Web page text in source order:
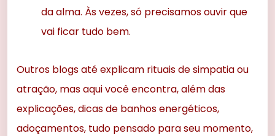
da alma. Às vezes, só precisamos ouvir que
vai ficar tudo bem.
Outros blogs até explicam rituais de simpatia ou
atração, mas aqui você encontra, além das
explicações, dicas de banhos energéticos,
adoçamentos, tudo pensado para seu momento,